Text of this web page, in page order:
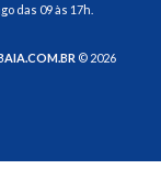
das 09 às 17h.
© 2026